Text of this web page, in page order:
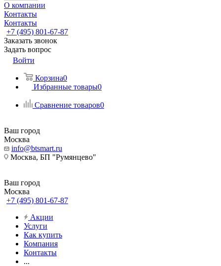
О компании
Контакты
Контакты
+7 (495) 801-67-87
Заказать звонок
Задать вопрос
Войти
Корзина0
Избранные товары0
Сравнение товаров0
Ваш город
Москва
info@btsmart.ru
Москва, БП "Румянцево"
Ваш город
Москва
+7 (495) 801-67-87
Акции
Услуги
Как купить
Компания
Контакты
...